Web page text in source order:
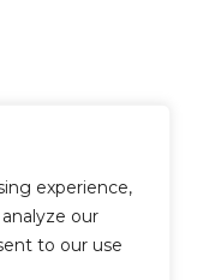
experience,
our
to our use